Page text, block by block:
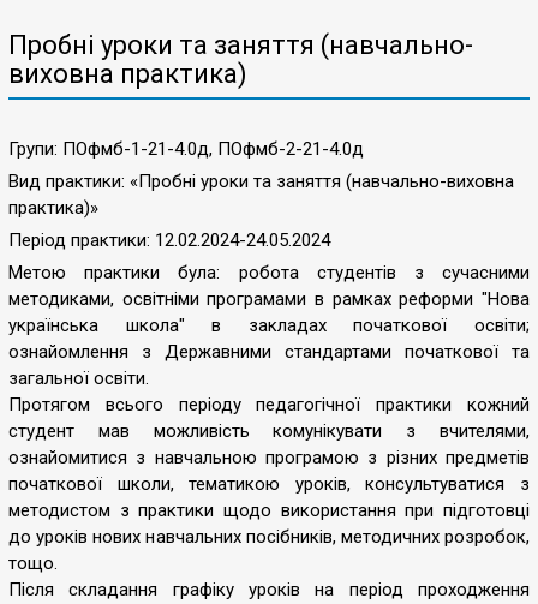
Пробні уроки та заняття (навчально-
виховна практика)
Групи: ПОфмб-1-21-4.0д, ПОфмб-2-21-4.0д
Вид практики: «Пробні уроки та заняття (навчально-виховна
практика)»
Період практики: 12.02.2024-24.05.2024
Метою практики була: робота студентів з сучасними
методиками, освітніми програмами в рамках реформи "Нова
українська школа" в закладах початкової освіти;
ознайомлення з Державними стандартами початкової та
загальної освіти.
Протягом всього періоду педагогічної практики кожний
студент мав можливість комунікувати з вчителями,
ознайомитися з навчальною програмою з різних предметів
початкової школи, тематикою уроків, консультуватися з
методистом з практики щодо використання при підготовці
до уроків нових навчальних посібників, методичних розробок,
тощо.
Після складання графіку уроків на період проходження